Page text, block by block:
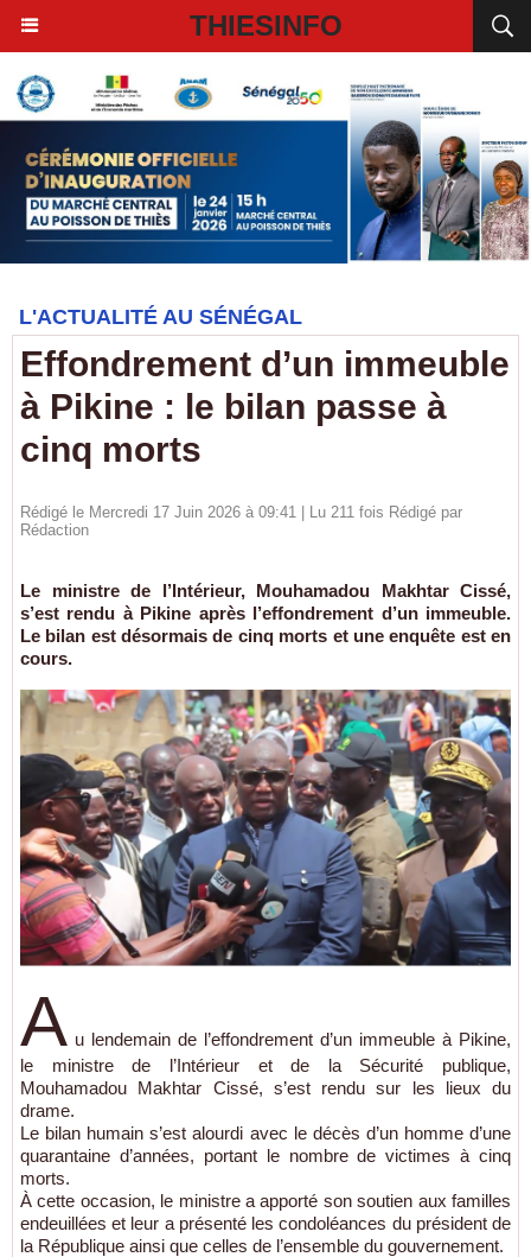
THIESINFO
L'ACTUALITÉ AU SÉNÉGAL
Effondrement d’un immeuble
à Pikine : le bilan passe à
cinq morts
Rédigé le Mercredi 17 Juin 2026 à 09:41 | Lu 211 fois Rédigé par
Rédaction
Le ministre de l’Intérieur, Mouhamadou Makhtar Cissé,
s’est rendu à Pikine après l’effondrement d’un immeuble.
Le bilan est désormais de cinq morts et une enquête est en
cours.
A u lendemain de l’effondrement d’un immeuble à Pikine,
le ministre de l’Intérieur et de la Sécurité publique,
Mouhamadou Makhtar Cissé, s’est rendu sur les lieux du
drame.
Le bilan humain s’est alourdi avec le décès d’un homme d’une
quarantaine d’années, portant le nombre de victimes à cinq
morts.
À cette occasion, le ministre a apporté son soutien aux familles
endeuillées et leur a présenté les condoléances du président de
la République ainsi que celles de l’ensemble du gouvernement.